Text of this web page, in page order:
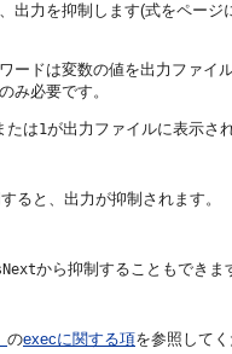
出力を抑制します(式をペー
ードは変数の値を出力ファイ
み必要です。
たは1が出力ファイルに表示さ
ると、出力が抑制されます。
から抑制することもできま
のexecに関する項を参照して